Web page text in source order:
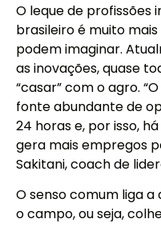
O leque de profissões
brasileiro é muito
podem imaginar.
as inovações, quase
“casar” com o agro.
fonte abundante de
24 horas e, por isso,
gera mais empregos
Sakitani, coach de
O senso comum liga
o campo, ou seja,